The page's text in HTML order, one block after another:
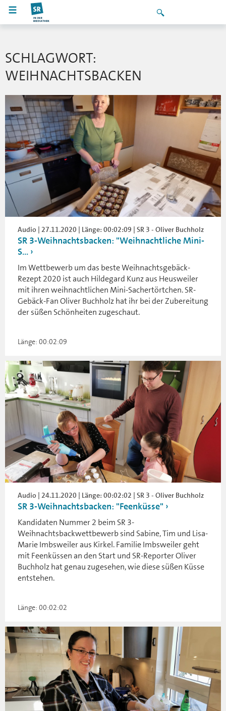
SCHLAGWORT:
WEIHNACHTSBACKEN
Audio | 27.11.2020 | Länge: 00:02:09 | SR 3 - Oliver Buchholz
SR 3-Weihnachtsbacken: "Weihnachtliche Mini-
S...
Im Wettbewerb um das beste Weihnachtsgebäck-
Rezept 2020 ist auch Hildegard Kunz aus Heusweiler
mit ihren weihnachtlichen Mini-Sachertörtchen. SR-
Gebäck-Fan Oliver Buchholz hat ihr bei der Zubereitung
der süßen Schönheiten zugeschaut.
Länge: 00:02:09
Audio | 24.11.2020 | Länge: 00:02:02 | SR 3 - Oliver Buchholz
SR 3-Weihnachtsbacken: "Feenküsse"
Kandidaten Nummer 2 beim SR 3-
Weihnachtsbackwettbewerb sind Sabine, Tim und Lisa-
Marie Imbsweiler aus Kirkel. Familie Imbsweiler geht
mit Feenküssen an den Start und SR-Reporter Oliver
Buchholz hat genau zugesehen, wie diese süßen Küsse
entstehen.
Länge: 00:02:02